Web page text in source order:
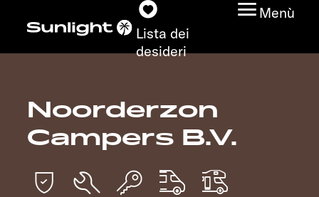
Lista dei
desideri
Menù
Modelli
Noorderzon
Campers B.V.